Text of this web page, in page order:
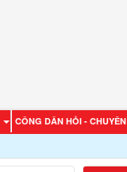
CÔNG DÂN HỎI -